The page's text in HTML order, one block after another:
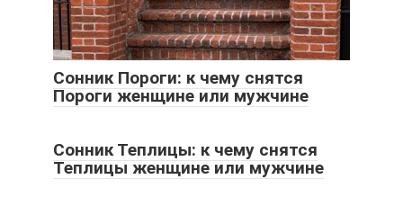
Сонник Пороги: к чему снятся
Пороги женщине или мужчине
Сонник Теплицы: к чему снятся
Теплицы женщине или мужчине